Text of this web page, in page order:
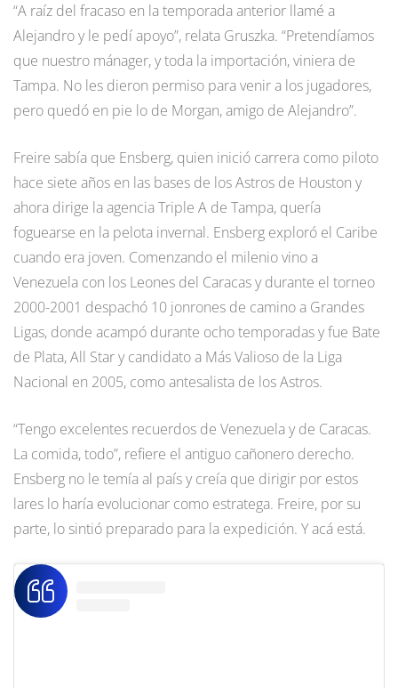
“A raíz del fracaso en la temporada anterior llamé a
Alejandro y le pedí apoyo”, relata Gruszka. “Pretendíamos
que nuestro mánager, y toda la importación, viniera de
Tampa. No les dieron permiso para venir a los jugadores,
pero quedó en pie lo de Morgan, amigo de Alejandro”.
Freire sabía que Ensberg, quien inició carrera como piloto
hace siete años en las bases de los Astros de Houston y
ahora dirige la agencia Triple A de Tampa, quería
foguearse en la pelota invernal. Ensberg exploró el Caribe
cuando era joven. Comenzando el milenio vino a
Venezuela con los Leones del Caracas y durante el torneo
2000-2001 despachó 10 jonrones de camino a Grandes
Ligas, donde acampó durante ocho temporadas y fue Bate
de Plata, All Star y candidato a Más Valioso de la Liga
Nacional en 2005, como antesalista de los Astros.
“Tengo excelentes recuerdos de Venezuela y de Caracas.
La comida, todo”, refiere el antiguo cañonero derecho.
Ensberg no le temía al país y creía que dirigir por estos
lares lo haría evolucionar como estratega. Freire, por su
parte, lo sintió preparado para la expedición. Y acá está.